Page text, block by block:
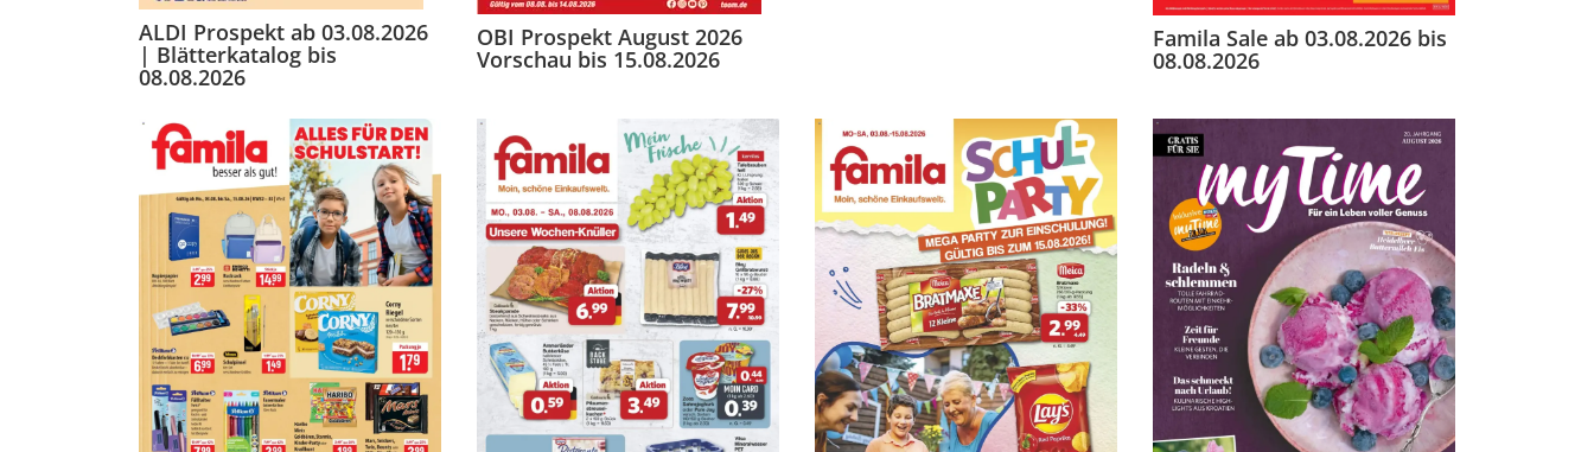
ALDI Prospekt ab 03.08.2026
| Blätterkatalog bis
08.08.2026
OBI Prospekt August 2026
Vorschau bis 15.08.2026
Famila Sale ab 03.08.2026 bis
08.08.2026